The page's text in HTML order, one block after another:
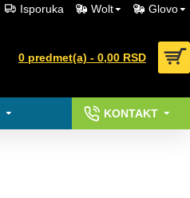
Isporuka Wolt Glovo
0 predmet(a) - 0,00 RSD
KONTAKT